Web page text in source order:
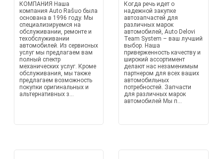
КОМПАНИЯ Наша
компания Auto Rašuo была
основана в 1996 году. Мы
специализируемся на
обслуживании, ремонте и
техобслуживании
автомобилей. Из сервисных
услуг мы предлагаем вам
полный спектр
механических услуг. Кроме
обслуживания, мы также
предлагаем возможность
покупки оригинальных и
альтернативных з...
Когда речь идет о
надежной закупке
автозапчастей для
различных марок
автомобилей, Auto Delovi
Team System – ваш лучший
выбор. Наша
приверженность качеству и
широкий ассортимент
делают нас незаменимым
партнером для всех ваших
автомобильных
потребностей. Запчасти
для различных марок
автомобилей Мы п...